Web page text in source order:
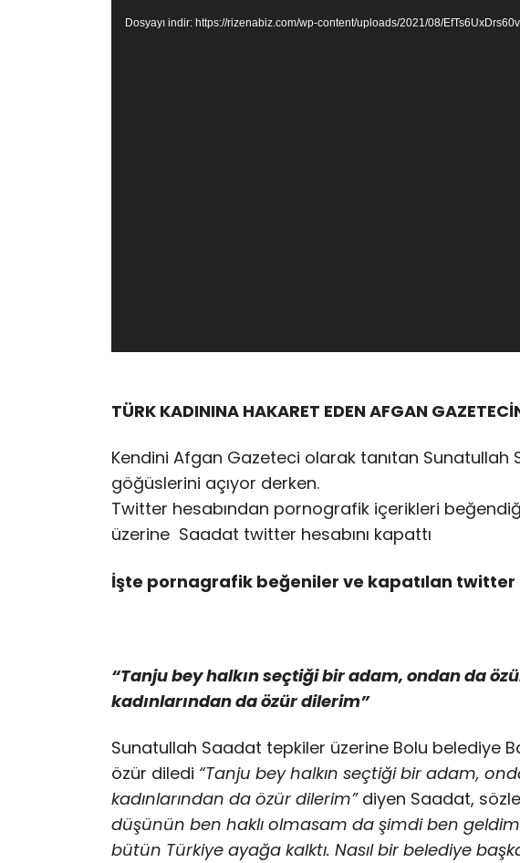
Dosyayı indir: https://rizenabiz.com/wp-content/uploads/2021/08/
TÜRK KADININA HAKARET EDEN AFGAN
Kendini Afgan Gazeteci olarak tanıtan Sunatullah
göğüslerini açıyor derken.
Twitter hesabından pornografik içerikleri
üzerine Saadat twitter hesabını kapattı
İşte pornagrafik beğeniler ve kapatılan twitter
“Tanju bey halkın seçtiği bir adam, ondan da
kadınlarından da özür dilerim”
Sunatullah Saadat tepkiler üzerine Bolu belediye
özür diledi “Tanju bey halkın seçtiği bir adam,
kadınlarından da özür dilerim”diyen Saadat,
düşünün ben haklı olmasam da şimdi ben geldim
bütün Türkiye ayağa kalktı. Nasıl bir belediye